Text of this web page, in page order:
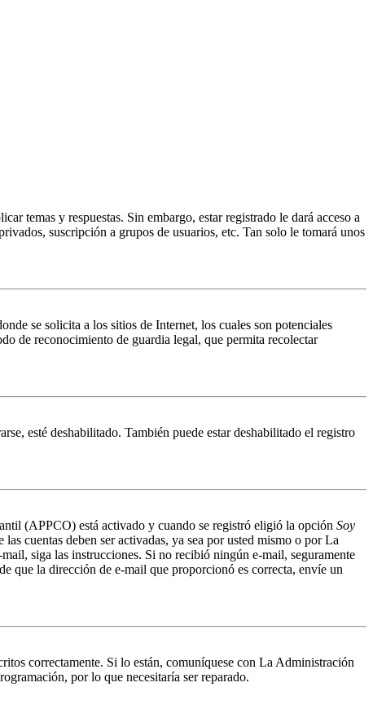
temas y respuestas. Sin embargo, estar registrado le dará acceso a
suscripción a grupos de usuarios, etc. Tan solo le tomará unos
se solicita a los sitios de Internet, los cuales son potenciales
de reconocimiento de guardia legal, que permita recolectar
esté deshabilitado. También puede estar deshabilitado el registro
(APPCO) está activado y cuando se registró eligió la opción Soy
cuentas deben ser activadas, ya sea por usted mismo o por La
siga las instrucciones. Si no recibió ningún e-mail, seguramente
que la dirección de e-mail que proporcionó es correcta, envíe un
correctamente. Si lo están, comuníquese con La Administración
por lo que necesitaría ser reparado.